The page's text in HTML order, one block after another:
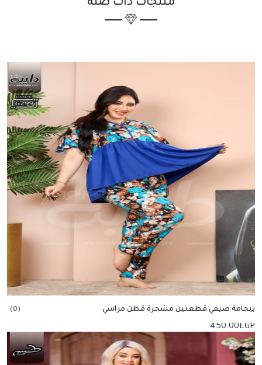
منتجات ذات صلة
بيجامة صيفي قطعتين مشجرة قطن مراسي (0)
450.00EGP
إضافة للسلة